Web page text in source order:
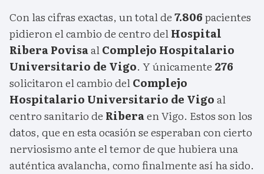
Con las cifras exactas, un total de7.806pacientes
pidieron el cambio de centro delHospital
Ribera PovisaalComplejo Hospitalario
Universitario de Vigo. Y únicamente 276
solicitaron el cambio delComplejo
Hospitalario Universitario de Vigoal
centro sanitario de Riberaen Vigo. Estos son los
datos, que en esta ocasión se esperaban con cierto
nerviosismo ante el temor de que hubiera una
auténtica avalancha, como finalmente así ha sido.